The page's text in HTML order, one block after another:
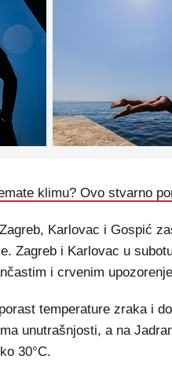
klimu? Ovo stvarno
Karlovac i Gospić
Zagreb i Karlovac u
i crvenim
temperature zraka i
unutrašnjosti, a na
30°C.